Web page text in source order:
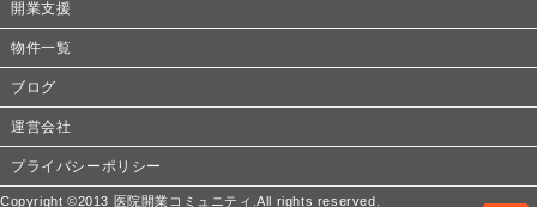
開業支援
物件一覧
ブログ
運営会社
プライバシーポリシー
Copyright ©2013 医院開業コミュニティ.All rights reserved.